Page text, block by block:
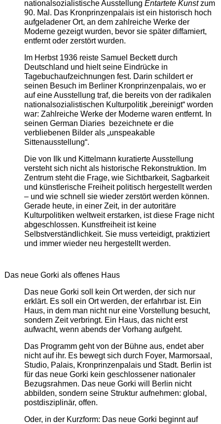
nationalsozialistische Ausstellung Entartete Kunstzum
90. Mal. Das Kronprinzenpalais ist ein historisch hoch
aufgeladener Ort, an dem zahlreiche Werke der
Moderne gezeigt wurden, bevor sie später diffamiert,
entfernt oder zerstört wurden.
Im Herbst 1936 reiste Samuel Beckett durch
Deutschland und hielt seine Eindrücke in
Tagebuchaufzeichnungen fest. Darin schildert er
seinen Besuch im Berliner Kronprinzenpalais, wo er
auf eine Ausstellung traf, die bereits von der radikalen
nationalsozialistischen Kulturpolitik „bereinigt“ worden
war: Zahlreiche Werke der Moderne waren entfernt. In
seinen German Diaries bezeichnete er die
verbliebenen Bilder als „unspeakable
Sittenausstellung“.
Die von Ilk und Kittelmann kuratierte Ausstellung
versteht sich nicht als historische Rekonstruktion. Im
Zentrum steht die Frage, wie Sichtbarkeit, Sagbarkeit
und künstlerische Freiheit politisch hergestellt werden
– und wie schnell sie wieder zerstört werden können.
Gerade heute, in einer Zeit, in der autoritäre
Kulturpolitiken weltweit erstarken, ist diese Frage nicht
abgeschlossen. Kunstfreiheit ist keine
Selbstverständlichkeit. Sie muss verteidigt, praktiziert
und immer wieder neu hergestellt werden.
Das neue Gorki als offenes Haus
Das neue Gorki soll kein Ort werden, der sich nur
erklärt. Es soll ein Ort werden, der erfahrbar ist. Ein
Haus, in dem man nicht nur eine Vorstellung besucht,
sondern Zeit verbringt. Ein Haus, das nicht erst
aufwacht, wenn abends der Vorhang aufgeht.
Das Programm geht von der Bühne aus, endet aber
nicht auf ihr. Es bewegt sich durch Foyer, Marmorsaal,
Studio, Palais, Kronprinzenpalais und Stadt. Berlin ist
für das neue Gorki kein geschlossener nationaler
Bezugsrahmen. Das neue Gorki will Berlin nicht
abbilden, sondern seine Struktur aufnehmen: global,
postdisziplinär, offen.
Oder, in der Kurzform: Das neue Gorki beginnt auf